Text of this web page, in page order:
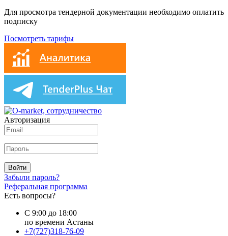
Для просмотра тендерной документации необходимо оплатить
подписку
Посмотреть тарифы
Авторизация
Войти
Забыли пароль?
Реферальная программа
Есть вопросы?
С 9:00 до 18:00
по времени Астаны
+7(727)318-76-09